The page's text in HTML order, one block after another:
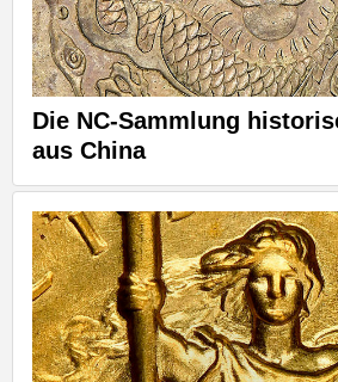
Die NC-Sammlung
aus China